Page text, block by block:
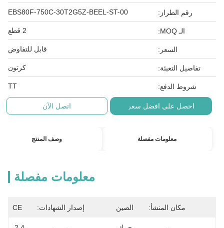
رقم الطراز: EBS80F-750C-30T2G5Z-BEEL-ST-00
الـ MOQ: 2 قطع
السعر: قابل للتفاوض
تفاصيل التعبئة: كرتون
شروط الدفع: TT
احصل على افضل سعر اتصل الآن
معلومات مفصلة وصف المنتج
معلومات مفصلة
مكان المنشأ: الصين إصدار الشهادات: CE